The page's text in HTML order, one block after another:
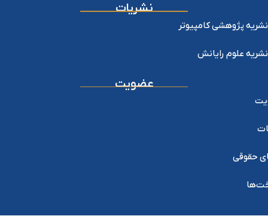
نشریات
نشریه پژوهشی کامپیوتر
نشریه علوم رایانش
عضویت
حقوقی